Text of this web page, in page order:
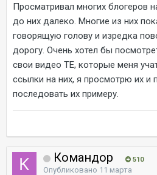
Просматривал многих блогеров
до них далеко. Многие из них
говорящую голову и изредка
дорогу. Очень хотел бы
свои видео ТЕ, которые меня
ссылки на них, я просмотрю их и
последовать их примеру.
Командор 510
Опубликовано 11 марта